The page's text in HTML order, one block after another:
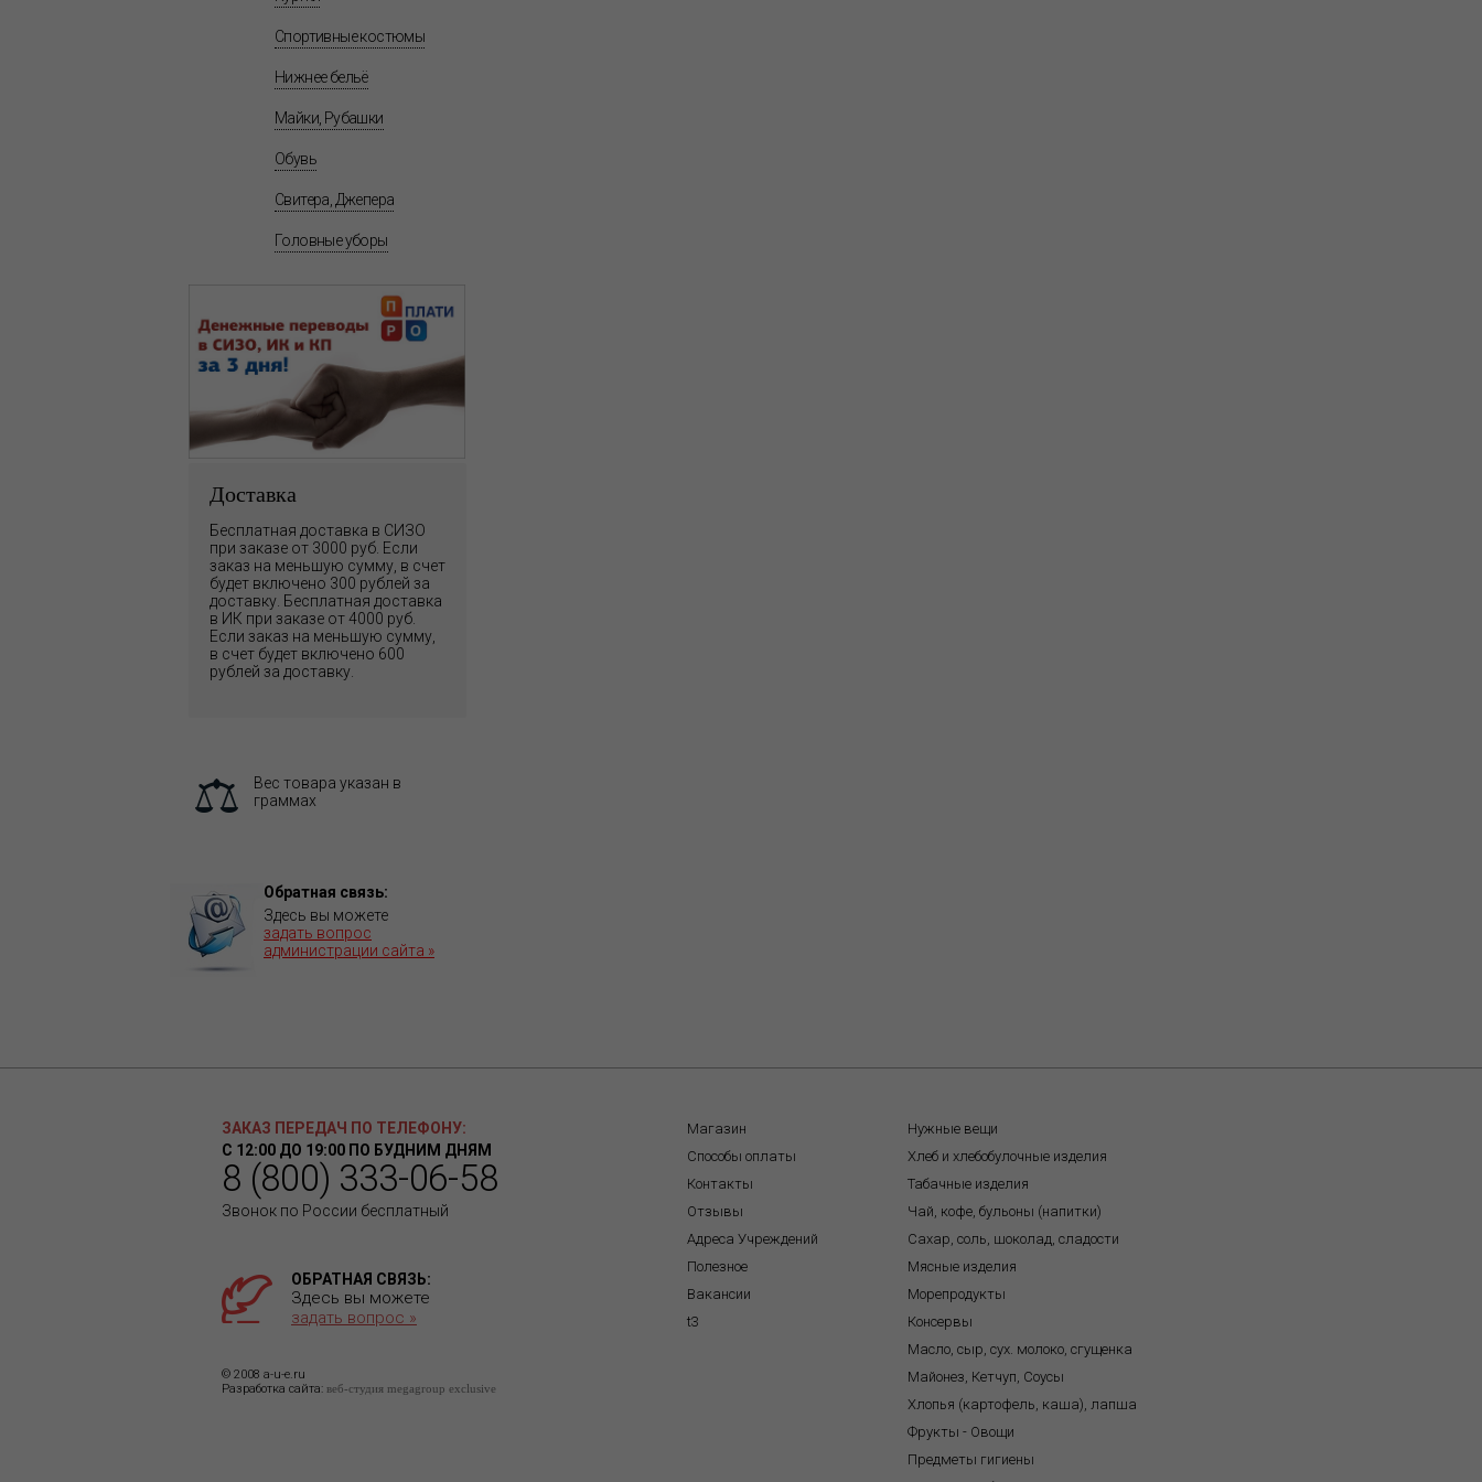
Спортивные костюмы
Нижнее бельё
Майки, Рубашки
Обувь
Свитера, Джепера
Головные уборы
Доставка
Бесплатная доставка в СИЗО
при заказе от 3000 руб. Если
заказ на меньшую сумму, в счет
будет включено 300 рублей за
доставку. Бесплатная доставка
в ИК при заказе от 4000 руб.
Если заказ на меньшую сумму,
в счет будет включено 600
рублей за доставку.
Вес товара указан в
граммах
Обратная связь:
Здесь вы можете
задать вопрос
администрации сайта »
ЗАКАЗ ПЕРЕДАЧ ПО ТЕЛЕФОНУ:
С 12:00 ДО 19:00 ПО БУДНИМ ДНЯМ
8 (800) 333-06-58
Звонок по России бесплатный
ОБРАТНАЯ СВЯЗЬ:
Здесь вы можете
задать вопрос »
© 2008 a-u-e.ru
Разработка сайта: веб-студия megagroup exclusive
Магазин
Способы оплаты
Контакты
Отзывы
Адреса Учреждений
Полезное
Вакансии
t3
Нужные вещи
Хлеб и хлебобулочные изделия
Табачные изделия
Чай, кофе, бульоны (напитки)
Сахар, соль, шоколад, сладости
Мясные изделия
Морепродукты
Консервы
Масло, сыр, сух. молоко, сгущенка
Майонез, Кетчуп, Соусы
Хлопья (картофель, каша), лапша
Фрукты - Овощи
Предметы гигиены